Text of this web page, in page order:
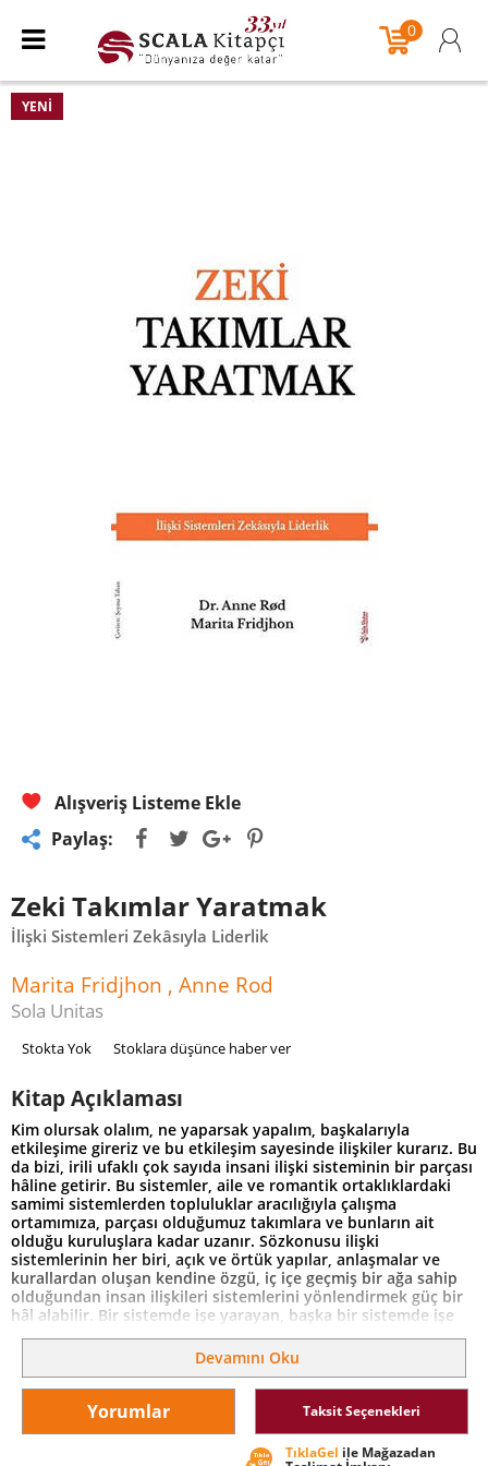
0
YENI
Alışveriş Listeme Ekle
Paylaş:
Zeki Takımlar Yaratmak
İlişki Sistemleri Zekâsıyla Liderlik
Marita Fridjhon , Anne Rod
Sola Unitas
Stokta Yok Stoklara düşünce haber ver
Kitap Açıklaması
Kim olursak olalım, ne yaparsak yapalım, başkalarıyla
etkileşime gireriz ve bu etkileşim sayesinde ilişkiler kurarız. Bu
da bizi, irili ufaklı çok sayıda insani ilişki sisteminin bir parçası
hâline getirir. Bu sistemler, aile ve romantik ortaklıklardaki
samimi sistemlerden topluluklar aracılığıyla çalışma
ortamımıza, parçası olduğumuz takımlara ve bunların ait
olduğu kuruluşlara kadar uzanır. Sözkonusu ilişki
sistemlerinin her biri, açık ve örtük yapılar, anlaşmalar ve
kurallardan oluşan kendine özgü, iç içe geçmiş bir ağa sahip
olduğundan insan ilişkileri sistemlerini yönlendirmek güç bir
hâl alabilir. Bir sistemde işe yarayan, başka bir sistemde işe
yaramayabilir.
Ekibinizin sahip olduğu dinamiklerin gerçekten farkında
verimi aldığınızı düşünüyor musunuz?
İlişki sistemlerini anlamak, ekiplerde ve kuruluşlarda etkili ve
yönlendirmenin farklı bir yoludur. Anne Rød ve Marita
Devamını Oku
Yorumlar Taksit Seçenekleri
TıklaGel ile Mağazadan